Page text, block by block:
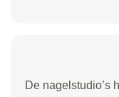
De nagelstudio’s